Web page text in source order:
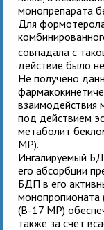
монопрепарата
Для
совпадала с
действие было
Не получено
под действием
метаболит
MP).
Ингалируемый
его абсорбции
БДП в его
монопропионата
(В-17 MP)
также за счет